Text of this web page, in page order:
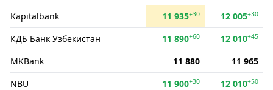
Kapitalbank 11 935+30 12 005+30
КДБ Банк Узбекистан 11 890+60 12 010+45
MKBank 11 880
11 965
NBU
11 900+30 12 010+50